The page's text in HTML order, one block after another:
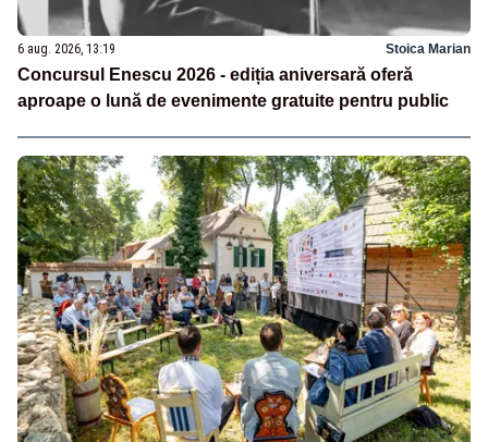
6 aug. 2026, 13:19 Stoica Marian
Concursul Enescu 2026 - ediția aniversară oferă
aproape o lună de evenimente gratuite pentru public